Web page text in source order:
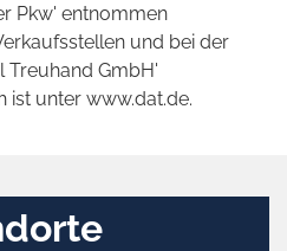
Pkw' entnommen
und bei der
Treuhand GmbH'
ist unter www.dat.de.